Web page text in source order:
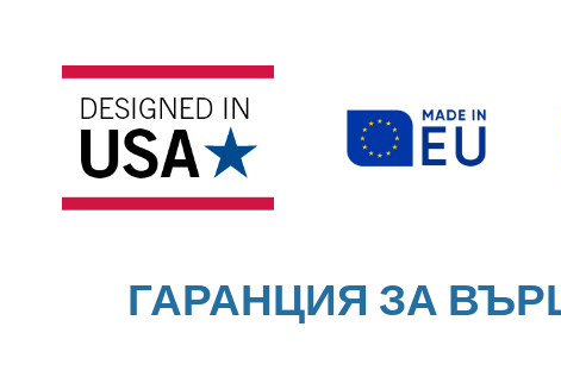
ГАРАНЦИЯ ЗА